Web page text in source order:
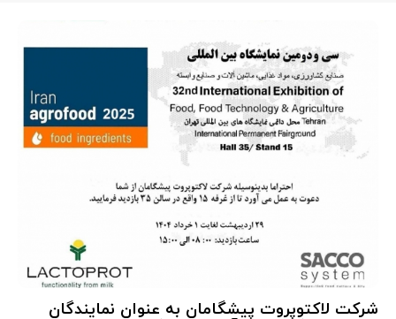
شرکت لاکتوپروت پیشگامان به عنوان نمایندگان